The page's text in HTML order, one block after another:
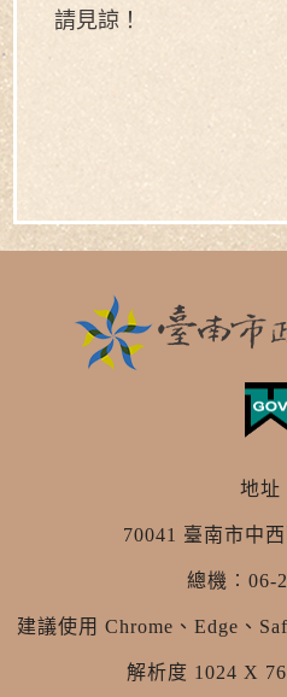
請見諒！
地址
70041 臺南市中
總機︰06-
建議使用 Chrome、Edge、
解析度 1024 X